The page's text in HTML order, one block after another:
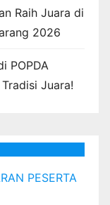
Raih Juara di
2026
POPDA
Juara!
PESERTA